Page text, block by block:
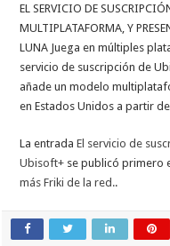
EL SERVICIO DE
MULTIPLATAFORMA, Y
LUNA Juega en múltiples
servicio de suscripción de
añade un modelo
en Estados Unidos a partir
La entradaEl servicio de
Ubisoft+ se publicó primero
más Friki de la red..